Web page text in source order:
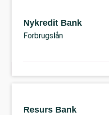
Nykredit Bank
Forbrugslån
Resurs Bank